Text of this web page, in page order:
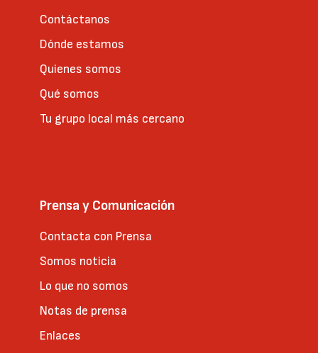
Contáctanos
Dónde estamos
Quienes somos
Qué somos
Tu grupo local más cercano
Prensa y Comunicación
Contacta con Prensa
Somos noticia
Lo que no somos
Notas de prensa
Enlaces